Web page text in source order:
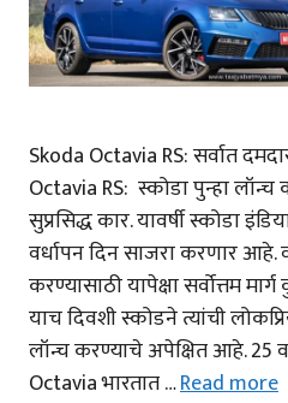
Skoda Octavia RS: सर्वात
Octavia RS: स्कोडा पुन्हा
सुप्रसिद्ध कार. यावर्षी स्कोडा
वर्धापन दिन साजरा करणार आहे.
करण्यासाठी यापेक्षा सर्वोत्तम
याच दिवशी स्कोडने त्यांची
लॉन्च करण्याचे अपेक्षित आहे. 25
Octavia भारतात …Read more